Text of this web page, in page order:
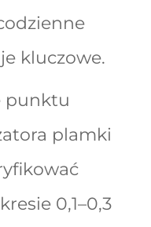
kluczowe.
punktu
plamki
0,1–0,3